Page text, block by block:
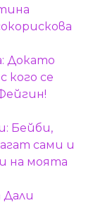
Докато
кого се
Бейби,
сами и
на моята
Дали